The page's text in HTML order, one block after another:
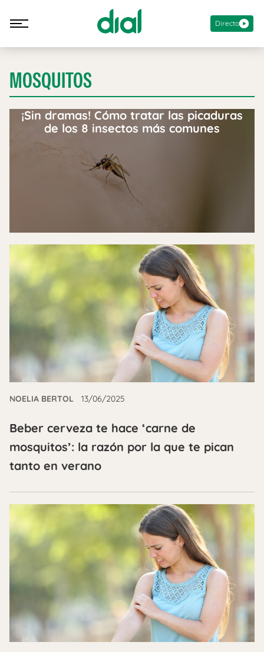
Directo
MOSQUITOS
¡Sin dramas! Cómo tratar las picaduras
de los 8 insectos más comunes
NOELIA BERTOL 13/06/2025
Beber cerveza te hace ‘carne de
mosquitos’: la razón por la que te pican
tanto en verano